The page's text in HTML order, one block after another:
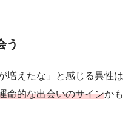
う
増えたな」と感じる異性は
命的な出会いのサインかも